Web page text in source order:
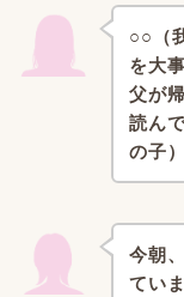
○○（
を大
父が
読ん
の子）
今朝
てい